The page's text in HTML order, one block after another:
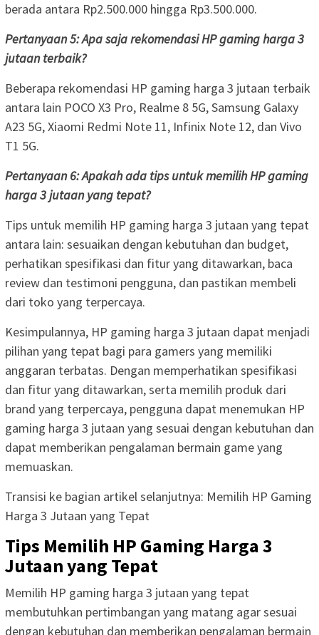
berada antara Rp2.500.000 hingga Rp3.500.000.
Pertanyaan 5: Apa saja rekomendasi HP gaming harga 3
jutaan terbaik?
Beberapa rekomendasi HP gaming harga 3 jutaan terbaik
antara lain POCO X3 Pro, Realme 8 5G, Samsung Galaxy
A23 5G, Xiaomi Redmi Note 11, Infinix Note 12, dan Vivo
T1 5G.
Pertanyaan 6: Apakah ada tips untuk memilih HP gaming
harga 3 jutaan yang tepat?
Tips untuk memilih HP gaming harga 3 jutaan yang tepat
antara lain: sesuaikan dengan kebutuhan dan budget,
perhatikan spesifikasi dan fitur yang ditawarkan, baca
review dan testimoni pengguna, dan pastikan membeli
dari toko yang terpercaya.
Kesimpulannya, HP gaming harga 3 jutaan dapat menjadi
pilihan yang tepat bagi para gamers yang memiliki
anggaran terbatas. Dengan memperhatikan spesifikasi
dan fitur yang ditawarkan, serta memilih produk dari
brand yang terpercaya, pengguna dapat menemukan HP
gaming harga 3 jutaan yang sesuai dengan kebutuhan dan
dapat memberikan pengalaman bermain game yang
memuaskan.
Transisi ke bagian artikel selanjutnya: Memilih HP Gaming
Harga 3 Jutaan yang Tepat
Tips Memilih HP Gaming Harga 3
Jutaan yang Tepat
Memilih HP gaming harga 3 jutaan yang tepat
membutuhkan pertimbangan yang matang agar sesuai
dengan kebutuhan dan memberikan pengalaman bermain